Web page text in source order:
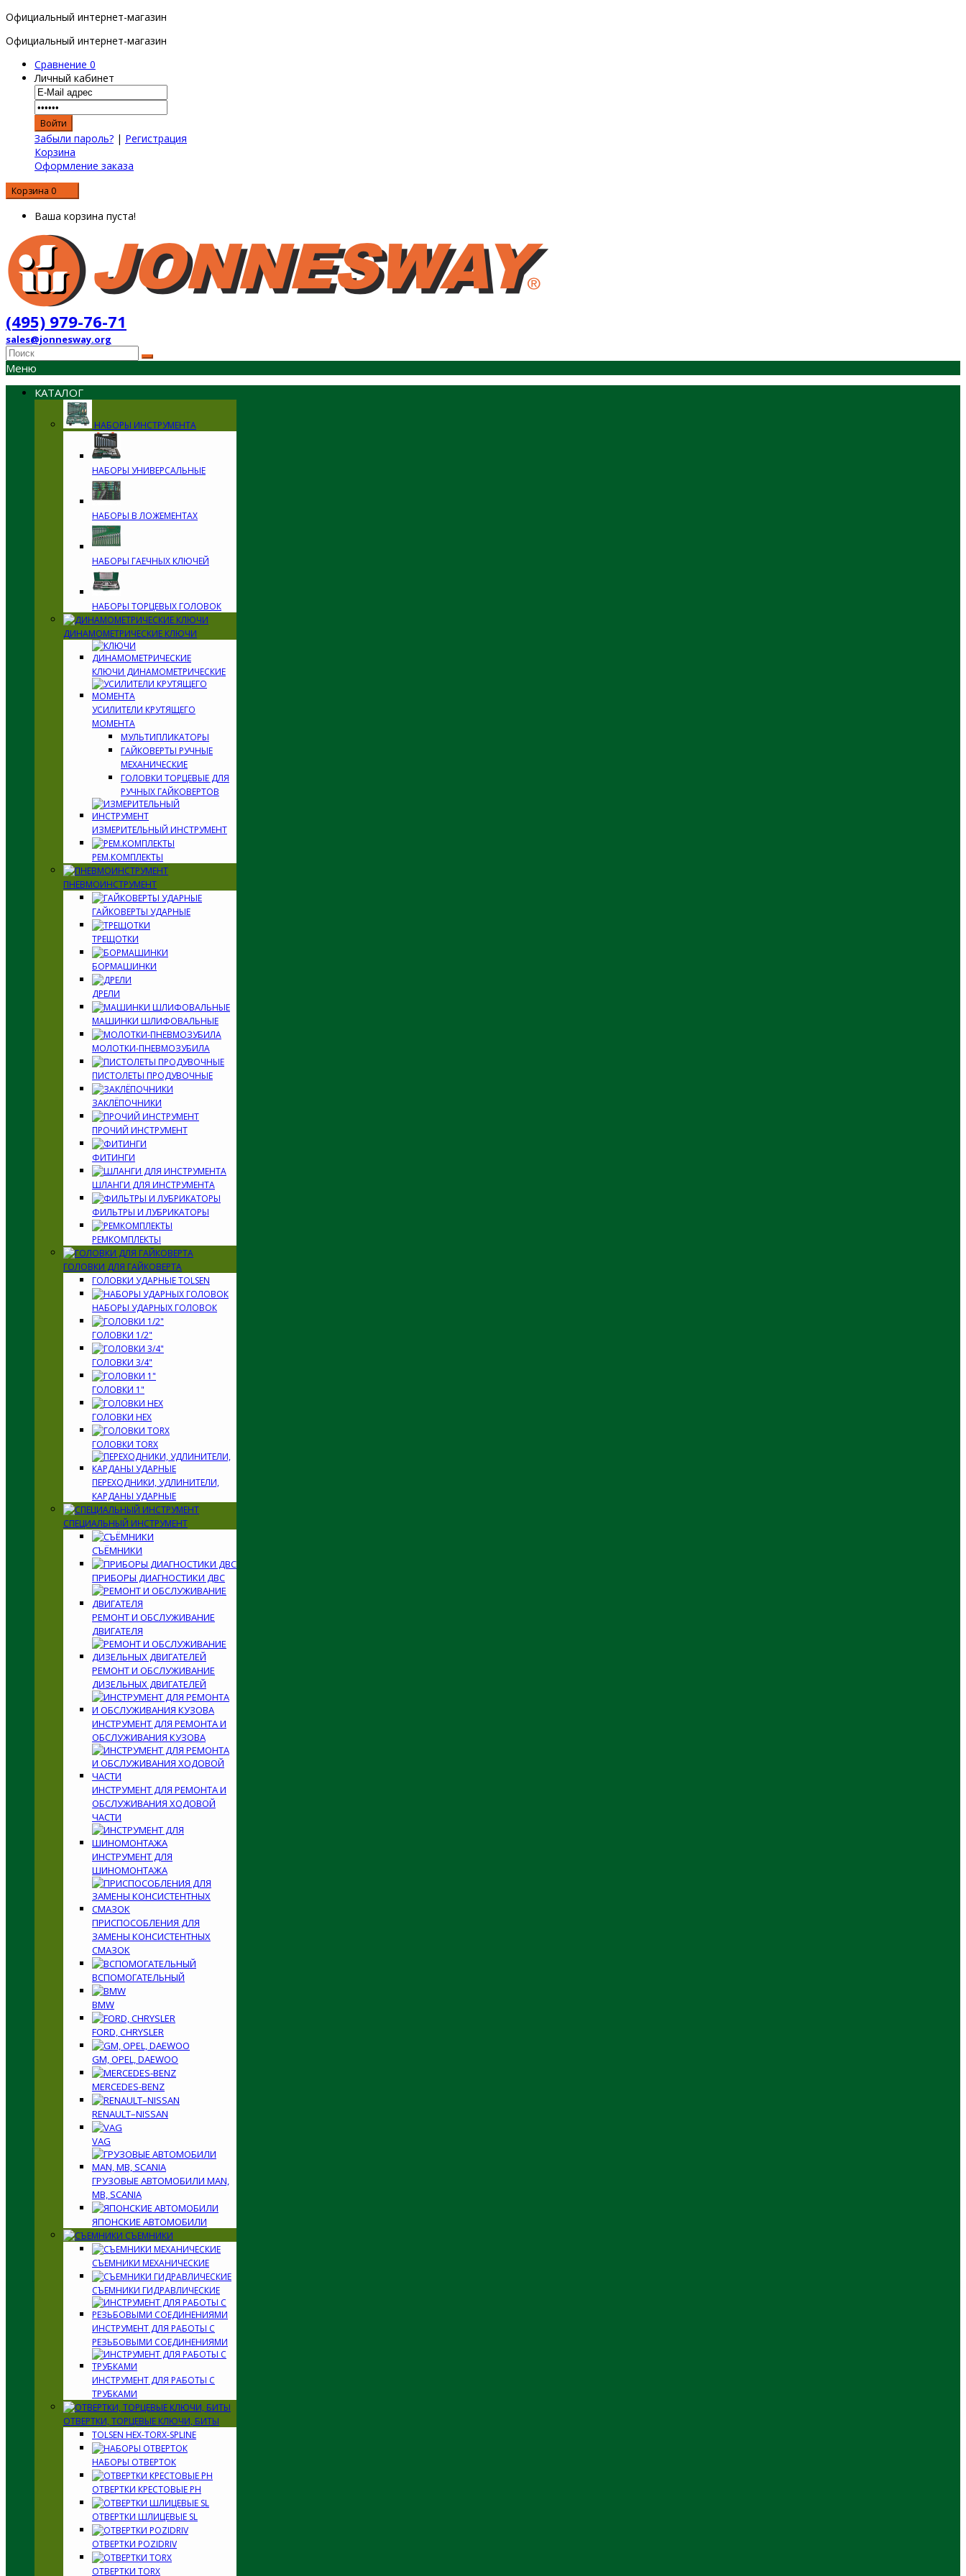
Официальный интернет-магазин
Официальный интернет-магазин
Сравнение 0
Личный кабинет
Забыли пароль? | Регистрация
Корзина
Оформление заказа
Корзина 0
Ваша корзина пуста!
(495) 979-76-71
sales@jonnesway.org
Меню
КАТАЛОГ
НАБОРЫ ИНСТРУМЕНТА
НАБОРЫ УНИВЕРСАЛЬНЫЕ
НАБОРЫ В ЛОЖЕМЕНТАХ
НАБОРЫ ГАЕЧНЫХ КЛЮЧЕЙ
НАБОРЫ ТОРЦЕВЫХ ГОЛОВОК
ДИНАМОМЕТРИЧЕСКИЕ КЛЮЧИ
КЛЮЧИ ДИНАМОМЕТРИЧЕСКИЕ
УСИЛИТЕЛИ КРУТЯЩЕГО
МОМЕНТА
МУЛЬТИПЛИКАТОРЫ
ГАЙКОВЕРТЫ РУЧНЫЕ
МЕХАНИЧЕСКИЕ
ГОЛОВКИ ТОРЦЕВЫЕ ДЛЯ
РУЧНЫХ ГАЙКОВЕРТОВ
ИЗМЕРИТЕЛЬНЫЙ ИНСТРУМЕНТ
РЕМ.КОМПЛЕКТЫ
ПНЕВМОИНСТРУМЕНТ
ГАЙКОВЕРТЫ УДАРНЫЕ
ТРЕЩОТКИ
БОРМАШИНКИ
ДРЕЛИ
МАШИНКИ ШЛИФОВАЛЬНЫЕ
МОЛОТКИ-ПНЕВМОЗУБИЛА
ПИСТОЛЕТЫ ПРОДУВОЧНЫЕ
ЗАКЛЁПОЧНИКИ
ПРОЧИЙ ИНСТРУМЕНТ
ФИТИНГИ
ШЛАНГИ ДЛЯ ИНСТРУМЕНТА
ФИЛЬТРЫ И ЛУБРИКАТОРЫ
РЕМКОМПЛЕКТЫ
ГОЛОВКИ ДЛЯ ГАЙКОВЕРТА
ГОЛОВКИ УДАРНЫЕ TOLSEN
НАБОРЫ УДАРНЫХ ГОЛОВОК
ГОЛОВКИ 1/2"
ГОЛОВКИ 3/4"
ГОЛОВКИ 1"
ГОЛОВКИ HEX
ГОЛОВКИ TORX
ПЕРЕХОДНИКИ, УДЛИНИТЕЛИ,
КАРДАНЫ УДАРНЫЕ
СПЕЦИАЛЬНЫЙ ИНСТРУМЕНТ
СЪЁМНИКИ
ПРИБОРЫ ДИАГНОСТИКИ ДВС
РЕМОНТ И ОБСЛУЖИВАНИЕ
ДВИГАТЕЛЯ
РЕМОНТ И ОБСЛУЖИВАНИЕ
ДИЗЕЛЬНЫХ ДВИГАТЕЛЕЙ
ИНСТРУМЕНТ ДЛЯ РЕМОНТА И
ОБСЛУЖИВАНИЯ КУЗОВА
ИНСТРУМЕНТ ДЛЯ РЕМОНТА И
ОБСЛУЖИВАНИЯ ХОДОВОЙ
ЧАСТИ
ИНСТРУМЕНТ ДЛЯ
ШИНОМОНТАЖА
ПРИСПОСОБЛЕНИЯ ДЛЯ
ЗАМЕНЫ КОНСИСТЕНТНЫХ
СМАЗОК
ВСПОМОГАТЕЛЬНЫЙ
BMW
FORD, CHRYSLER
GM, OPEL, DAEWOO
MERCEDES-BENZ
RENAULT–NISSAN
VAG
ГРУЗОВЫЕ АВТОМОБИЛИ MAN,
MB, SCANIA
ЯПОНСКИЕ АВТОМОБИЛИ
СЪЕМНИКИ
СЪЕМНИКИ МЕХАНИЧЕСКИЕ
СЪЕМНИКИ ГИДРАВЛИЧЕСКИЕ
ИНСТРУМЕНТ ДЛЯ РАБОТЫ С
РЕЗЬБОВЫМИ СОЕДИНЕНИЯМИ
ИНСТРУМЕНТ ДЛЯ РАБОТЫ С
ТРУБКАМИ
ОТВЕРТКИ, ТОРЦЕВЫЕ КЛЮЧИ, БИТЫ
TOLSEN HEX-TORX-SPLINE
НАБОРЫ ОТВЕРТОК
ОТВЕРТКИ КРЕСТОВЫЕ PH
ОТВЕРТКИ ШЛИЦЕВЫЕ SL
ОТВЕРТКИ POZIDRIV
ОТВЕРТКИ TORX